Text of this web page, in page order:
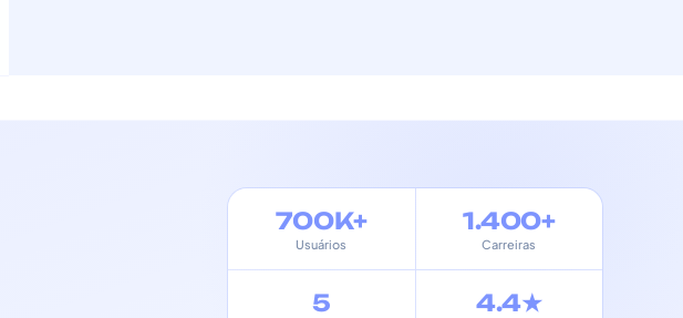
700K+
Usuários
1.400+
Carreiras
5 4.4★